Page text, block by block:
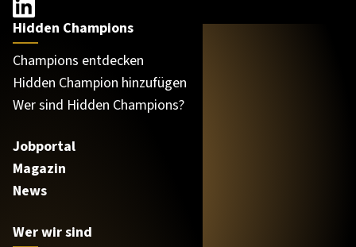
Hidden Champions
Champions entdecken
Hidden Champion hinzufügen
Wer sind Hidden Champions?
Jobportal
Magazin
News
Wer wir sind